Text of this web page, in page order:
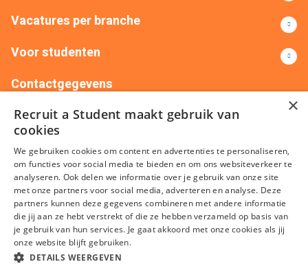
Vacatures per branche
Voor studenten
Contactgegevens
+31(0)88 522 00 76
info@recruitastudent.nl
Alle vestigingen
Algemene voorwaarden
×
Recruit a Student maakt gebruik van
cookies
We gebruiken cookies om content en advertenties te personaliseren,
om functies voor social media te bieden en om ons websiteverkeer te
analyseren. Ook delen we informatie over je gebruik van onze site
met onze partners voor social media, adverteren en analyse. Deze
partners kunnen deze gegevens combineren met andere informatie
die jij aan ze hebt verstrekt of die ze hebben verzameld op basis van
je gebruik van hun services. Je gaat akkoord met onze cookies als jij
onze website blijft gebruiken.
DETAILS WEERGEVEN